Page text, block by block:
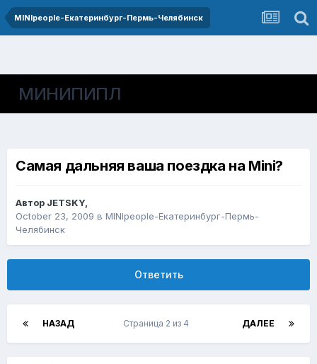
MINIpeople-Екатеринбург-Пермь-Челябинск
МИНИПИПЛ
Самая дальняя ваша поездка на Mini?
Автор JETSKY,
October 23, 2009 в MINIpeople-Екатеринбург-Пермь-
Челябинск
Ответить
НАЗАД ДАЛЕЕ
Страница 2 из 4